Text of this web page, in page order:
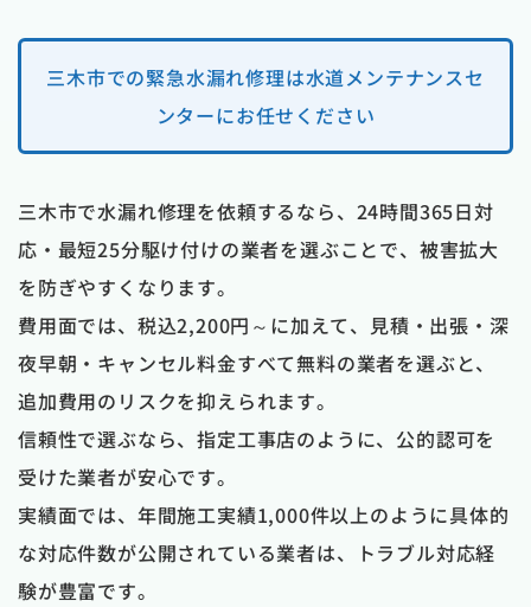
三木市での緊急水漏れ修理は水道メンテナンスセ
ンターにお任せください
三木市で水漏れ修理を依頼するなら、24時間365日対
応・最短25分駆け付けの業者を選ぶことで、被害拡大
を防ぎやすくなります。
費用面では、税込2,200円～に加えて、見積・出張・深
夜早朝・キャンセル料金すべて無料の業者を選ぶと、
追加費用のリスクを抑えられます。
信頼性で選ぶなら、指定工事店のように、公的認可を
受けた業者が安心です。
実績面では、年間施工実績1,000件以上のように具体的
な対応件数が公開されている業者は、トラブル対応経
験が豊富です。